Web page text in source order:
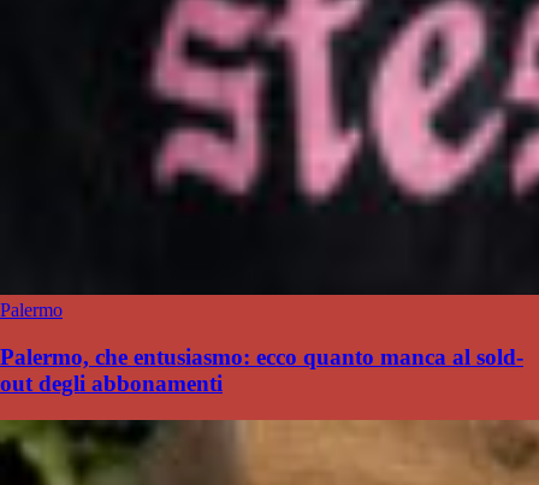
Palermo
Palermo, che entusiasmo: ecco quanto manca al sold-
out degli abbonamenti